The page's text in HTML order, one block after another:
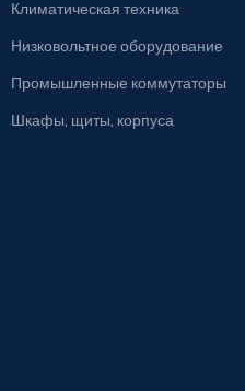
Климатическая техника
Низковольтное оборудование
Промышленные коммутаторы
Шкафы, щиты, корпуса